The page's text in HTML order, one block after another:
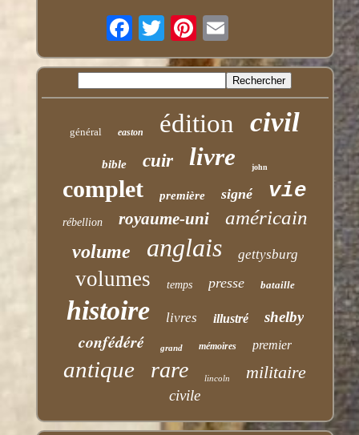
général easton édition civil
bible cuir livre john
complet première signé vie
rébellion royaume-uni américain
volume anglais gettysburg
volumes temps presse bataille
histoire livres illustré shelby
confédéré grand mémoires premier
antique rare lincoln militaire
civile